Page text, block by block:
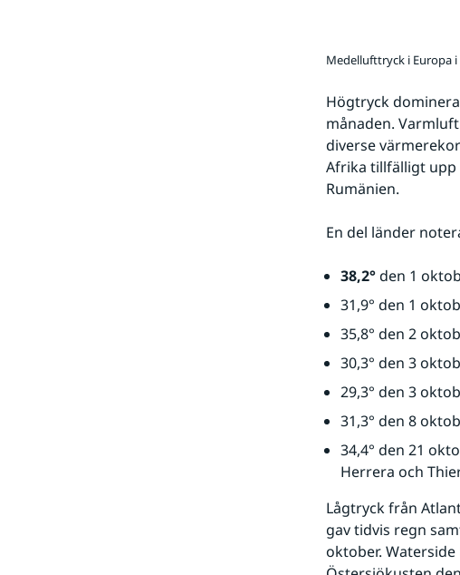
Medellufttryck i Europa
Högtryck
månaden.
diverse
Afrika tillfälligt upp
Rumänien.
En del länder
38,2° den 1
31,9° den 1
35,8° den 2
30,3° den 3
29,3° den 3
31,3° den 8
34,4° den 21
Herrera och
Lågtryck från
gav tidvis regn
oktober.